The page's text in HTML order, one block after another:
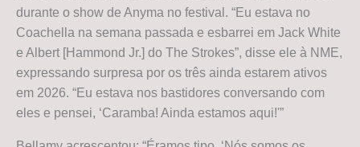
durante o show de Anyma no festival. “Eu estava no
Coachella na semana passada e esbarrei em Jack White
e Albert [Hammond Jr.] do The Strokes”, disse ele à NME,
expressando surpresa por os três ainda estarem ativos
em 2026. “Eu estava nos bastidores conversando com
eles e pensei, ‘Caramba! Ainda estamos aqui!'”